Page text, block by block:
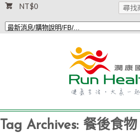
NT$0
Tag Archives: 餐後食物